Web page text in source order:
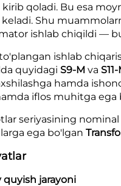
kirib qoladi. Bu esa
keladi. Shu
ishlab chiqildi —
ishlab
quyidagi S9-M va
hamda
iflos muhitga
seriyasining
ega bo'lgan
quyish jarayoni